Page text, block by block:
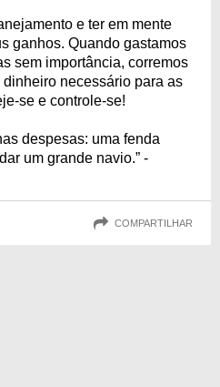
e ter em mente
ganhos. Quando gastamos
sem importância, corremos
necessário para as
se e controle-se!
despesas: uma fenda
um grande navio.” -
COMPARTILHAR